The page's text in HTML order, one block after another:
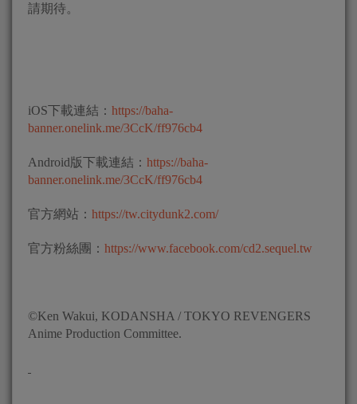
請期待。
iOS下載連結： https://baha-
banner.onelink.me/3CcK/ff976cb4
Android版下載連結： https://baha-
banner.onelink.me/3CcK/ff976cb4
官方網站： https://tw.citydunk2.com/
官方粉絲團： https://www.facebook.com/cd2.sequel.tw
©Ken Wakui, KODANSHA / TOKYO REVENGERS
Anime Production Committee.